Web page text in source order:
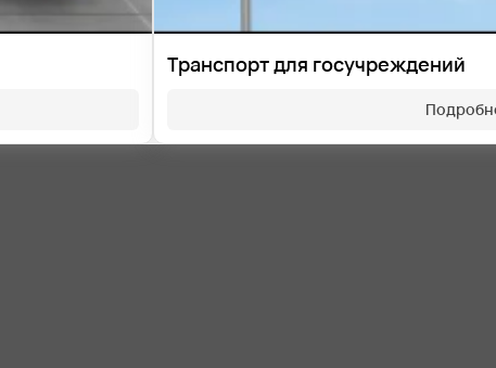
Транспорт для госучреждений